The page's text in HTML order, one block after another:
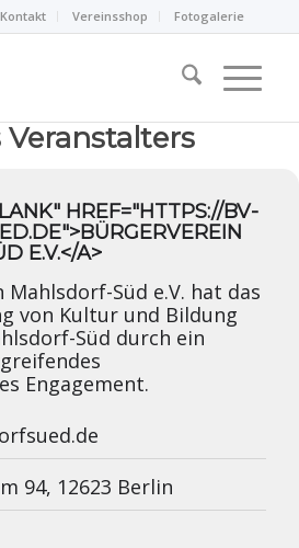
Kontakt Vereinsshop Fotogalerie
Veranstalters
HREF="HTTPS://BV-
E.V.</A>
Süd e.V. hat das
von Kultur und Bildung
Süd durch ein
Engagement.
94, 12623 Berlin